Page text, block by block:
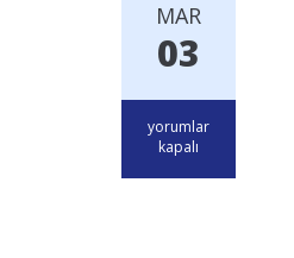
MAR
03
Vergi
Mevzuatı
yorumlar
kapalı